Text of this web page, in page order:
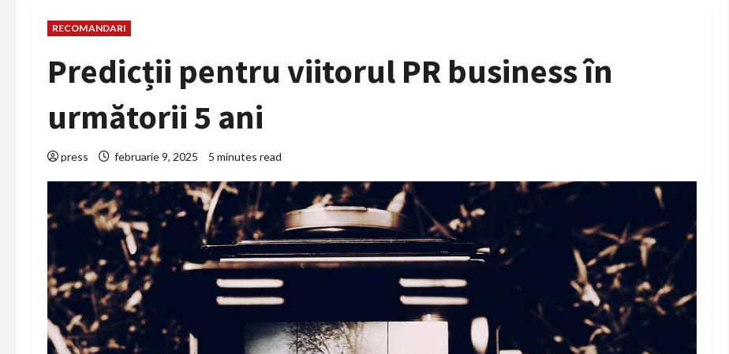
RECOMANDARI
Predicții pentru viitorul PR business în
următorii 5 ani
press februarie 9, 2025 5 minutes read